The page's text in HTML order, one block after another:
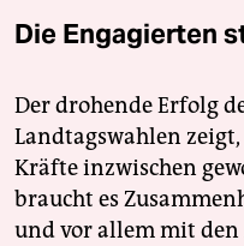
Die Engagierten
Der drohende Erfolg
Landtagswahlen
Kräfte inzwischen
braucht es
und vor allem mit den